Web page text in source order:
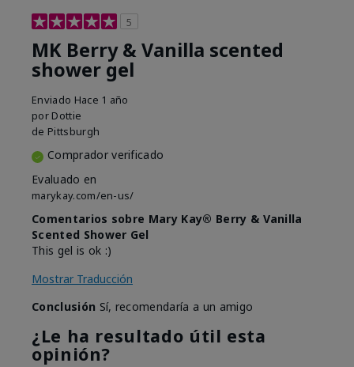
5
MK Berry & Vanilla scented
shower gel
Enviado Hace 1 año
por Dottie
de Pittsburgh
Comprador verificado
Evaluado en
marykay.com/en-us/
Comentarios sobre Mary Kay® Berry & Vanilla
Scented Shower Gel
This gel is ok :)
Mostrar Traducción
Conclusión Sí, recomendaría a un amigo
¿Le ha resultado útil esta
opinión?